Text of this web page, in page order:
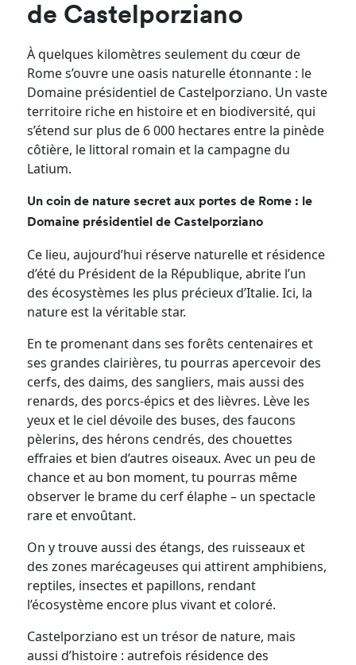
de Castelporziano
À quelques kilomètres seulement du cœur de
Rome s’ouvre une oasis naturelle étonnante : le
Domaine présidentiel de Castelporziano. Un vaste
territoire riche en histoire et en biodiversité, qui
s’étend sur plus de 6 000 hectares entre la pinède
côtière, le littoral romain et la campagne du
Latium.
Un coin de nature secret aux portes de Rome : le
Domaine présidentiel de Castelporziano
Ce lieu, aujourd’hui réserve naturelle et résidence
d’été du Président de la République, abrite l’un
des écosystèmes les plus précieux d’Italie. Ici, la
nature est la véritable star.
En te promenant dans ses forêts centenaires et
ses grandes clairières, tu pourras apercevoir des
cerfs, des daims, des sangliers, mais aussi des
renards, des porcs-épics et des lièvres. Lève les
yeux et le ciel dévoile des buses, des faucons
pèlerins, des hérons cendrés, des chouettes
effraies et bien d’autres oiseaux. Avec un peu de
chance et au bon moment, tu pourras même
observer le brame du cerf élaphe – un spectacle
rare et envoûtant.
On y trouve aussi des étangs, des ruisseaux et
des zones marécageuses qui attirent amphibiens,
reptiles, insectes et papillons, rendant
l’écosystème encore plus vivant et coloré.
Castelporziano est un trésor de nature, mais
aussi d’histoire : autrefois résidence des